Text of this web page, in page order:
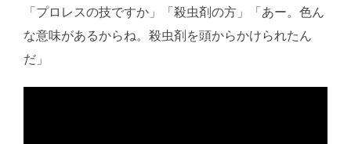
「プロレスの技ですか」「殺虫剤の方」「あー。色ん
な意味があるからね。殺虫剤を頭からかけられたん
だ」